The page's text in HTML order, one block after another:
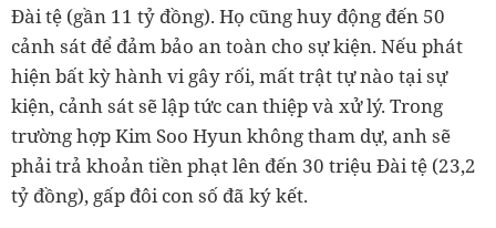
Đài tệ (gần 11 tỷ đồng). Họ cũng huy động đến 50
cảnh sát để đảm bảo an toàn cho sự kiện. Nếu phát
hiện bất kỳ hành vi gây rối, mất trật tự nào tại sự
kiện, cảnh sát sẽ lập tức can thiệp và xử lý. Trong
trường hợp Kim Soo Hyun không tham dự, anh sẽ
phải trả khoản tiền phạt lên đến 30 triệu Đài tệ (23,2
tỷ đồng), gấp đôi con số đã ký kết.